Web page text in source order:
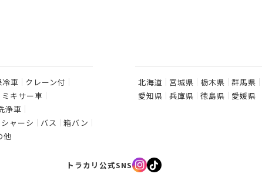
冷車
クレーン付
ミキサー車
浄車
ャーシ バス
箱バン
他
北海道 宮城県 栃木県 群馬県
愛知県
兵庫県 徳島県 愛媛県
トラカリ公式SNS